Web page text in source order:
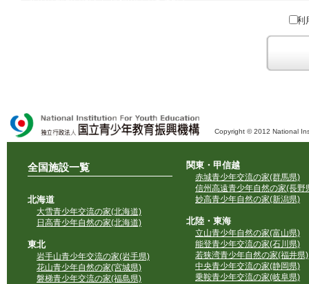
●特定の政党を支持、またはこれに反対するための政治教育その他の
●特定の宗教を支持、またはこれに反対するための宗教教育その他
域での勧誘活動を行ったり、自らの団体の活動をアピールする活動等)
利
Copyright © 2012 National
全国施設一覧
北海道
大雪青少年交流の家(北海道)
日高青少年自然の家(北海道)
東北
岩手山青少年交流の家(岩手県)
花山青少年自然の家(宮城県)
磐梯青少年交流の家(福島県)
関東・甲信越
赤城青少年交流の家(群馬県)
信州高遠青少年自然の家(長野
妙高青少年自然の家(新潟県)
北陸・東海
立山青少年自然の家(富山県)
能登青少年交流の家(石川県)
若狭湾青少年自然の家(福井県)
中央青少年交流の家(静岡県)
乗鞍青少年交流の家(岐阜県)